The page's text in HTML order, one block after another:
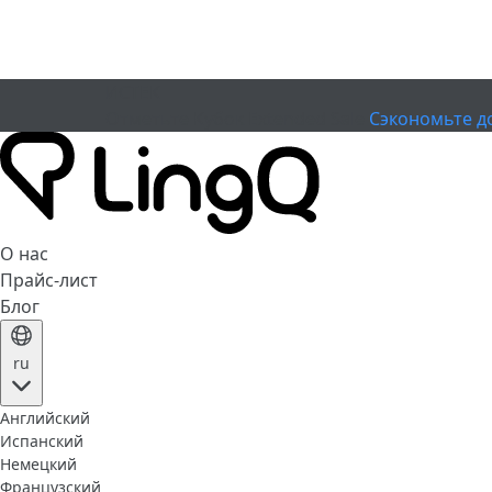
Сэкономьте
О нас
Прайс-лист
Блог
ru
Английский
Испанский
Немецкий
Французский